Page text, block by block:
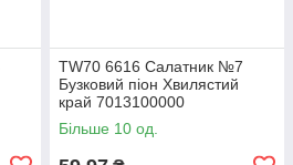
TW70 6616 Салатник №7
Бузковий піон Хвилястий
край 7013100000
Більше 10 од.